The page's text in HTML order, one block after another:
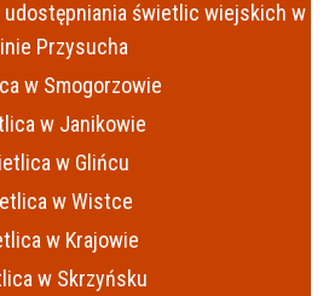
udostępniania świetlic wiejskich w
Przysucha
w Smogorzowie
w Janikowie
w Glińcu
w Wistce
w Krajowie
w Skrzyńsku